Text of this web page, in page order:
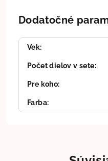
Dodatočné
Vek:
Počet dielov v sete:
Pre koho:
Farba: